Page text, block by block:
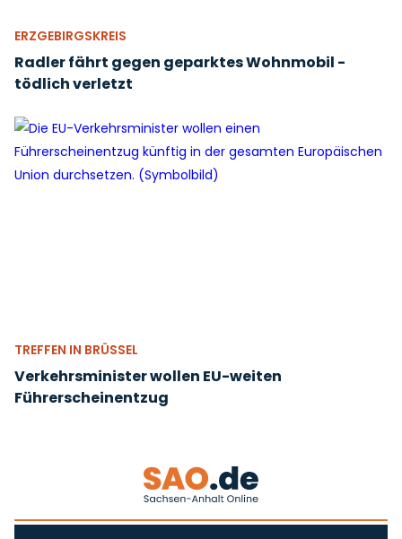
ERZGEBIRGSKREIS
Radler fährt gegen geparktes Wohnmobil -
tödlich verletzt
TREFFEN IN BRÜSSEL
Verkehrsminister wollen EU-weiten
Führerscheinentzug